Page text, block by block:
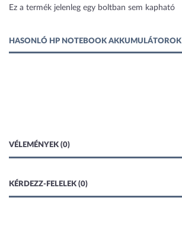
Ez a termék jelenleg egy boltban sem kapható
HASONLÓ HP NOTEBOOK AKKUMULÁTOROK
VÉLEMÉNYEK (0)
KÉRDEZZ-FELELEK (0)